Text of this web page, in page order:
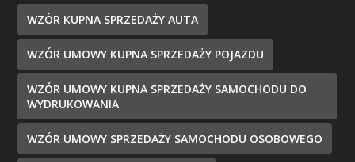
WZÓR KUPNA SPRZEDAŻY AUTA
WZÓR UMOWY KUPNA SPRZEDAŻY POJAZDU
WZÓR UMOWY KUPNA SPRZEDAŻY SAMOCHODU DO
WYDRUKOWANIA
WZÓR UMOWY SPRZEDAŻY SAMOCHODU OSOBOWEGO